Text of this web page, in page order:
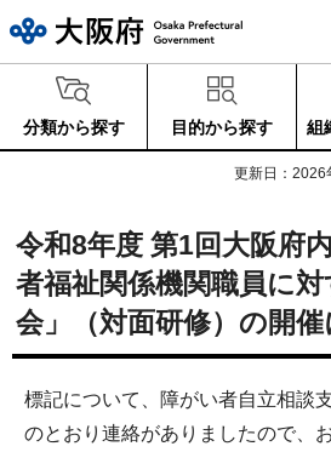
分類から探す 目的から探す 組
更新日：2026
令和8年度 第1回大阪府
者福祉関係機関職員に
会」（対面研修）の開
標記について、障がい者自立相談
のとおり連絡がありましたので、